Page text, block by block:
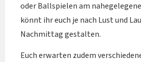
oder Ballspielen am
könnt ihr euch je nach Lust und
Nachmittag gestalten.
Euch erwarten zudem